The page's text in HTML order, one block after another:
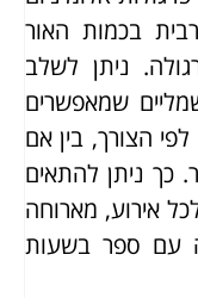
בכמות האור
ניתן לשלב
שמאפשרים
הצורך, בין אם
כך ניתן להתאים
אירוע, מארוחה
עם ספר בשעות